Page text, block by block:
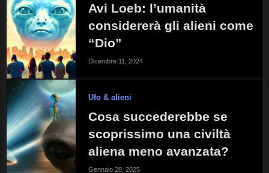
Avi Loeb: l’umanità
considererà gli alieni come
“Dio”
Dicembre 11, 2024
Ufo & alieni
Cosa succederebbe se
scoprissimo una civiltà
aliena meno avanzata?
Gennaio 28, 2025